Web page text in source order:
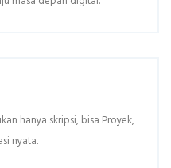
hanya skripsi, bisa Proyek,
nyata.